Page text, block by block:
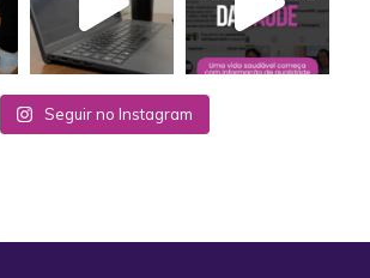
Seguir no Instagram